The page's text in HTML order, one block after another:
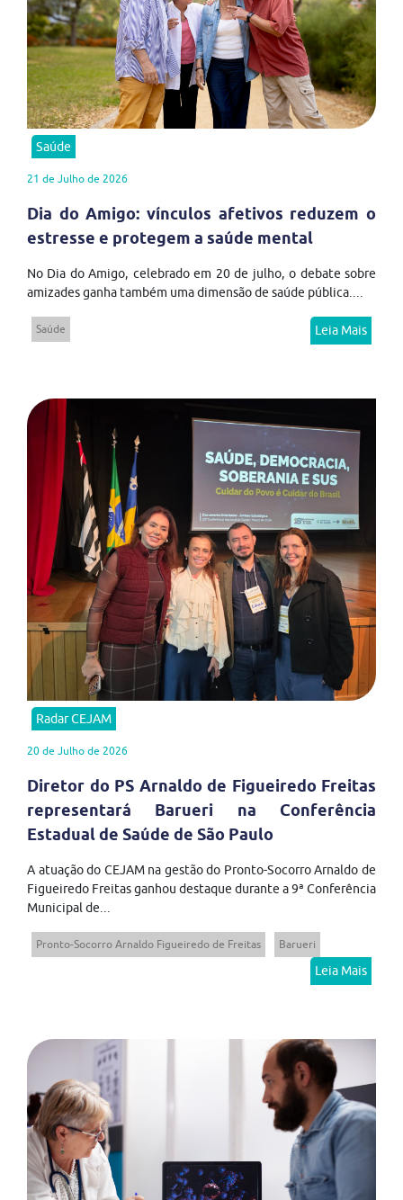
Saúde
21 de Julho de 2026
Dia do Amigo: vínculos afetivos reduzem o
estresse e protegem a saúde mental
No Dia do Amigo, celebrado em 20 de julho, o debate sobre
amizades ganha também uma dimensão de saúde pública....
Saúde Leia Mais
Radar CEJAM
20 de Julho de 2026
Diretor do PS Arnaldo de Figueiredo Freitas
representará Barueri na Conferência
Estadual de Saúde de São Paulo
A atuação do CEJAM na gestão do Pronto-Socorro Arnaldo de
Figueiredo Freitas ganhou destaque durante a 9ª Conferência
Municipal de...
Pronto-Socorro Arnaldo Figueiredo de Freitas Barueri
Leia Mais